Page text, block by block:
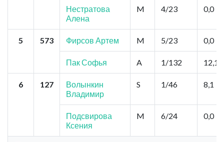
Нестратова
Алена
M 4/23 0,0
5 573 Фирсов Артем M 5/23 0,0
Пак Софья A 1/132 12,15
6 127
Волынкин
Владимир
S 1/46 8,1
Подсвирова
Ксения
M 6/24 0,0